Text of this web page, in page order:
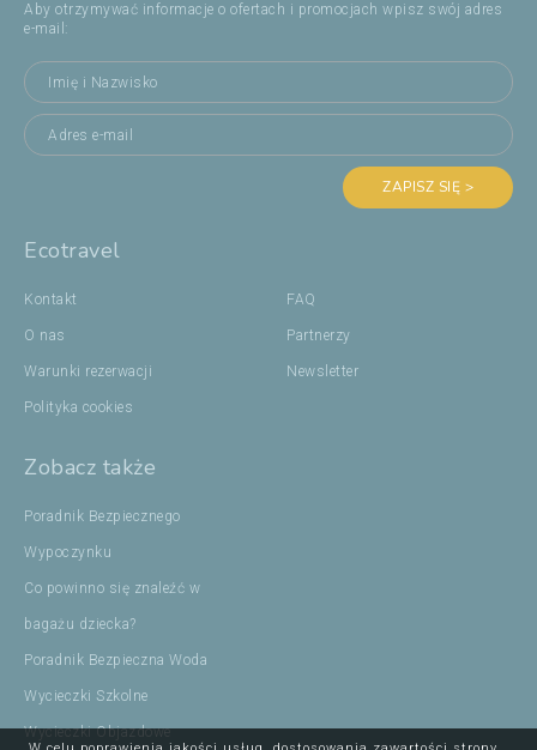
Aby otrzymywać informacje o ofertach i promocjach wpisz swój adres
e-mail:
ZAPISZ SIĘ >
Ecotravel
Kontakt
O nas
Warunki rezerwacji
Polityka cookies
FAQ
Partnerzy
Newsletter
Zobacz także
Poradnik Bezpiecznego
Wypoczynku
Co powinno się znaleźć w
bagażu dziecka?
Poradnik Bezpieczna Woda
Wycieczki Szkolne
Wycieczki Objazdowe